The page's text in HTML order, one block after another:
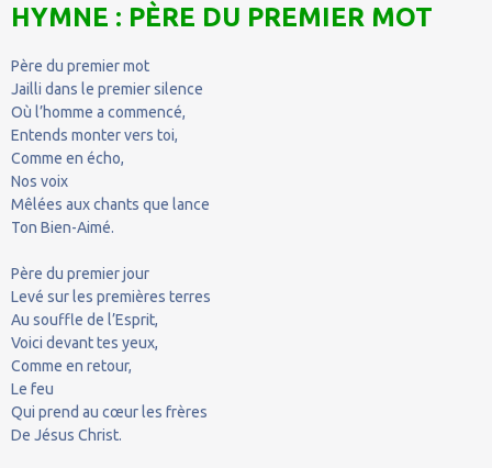
HYMNE : PÈRE DU PREMIER MOT
Père du premier mot
Jailli dans le premier silence
Où l’homme a commencé,
Entends monter vers toi,
Comme en écho,
Nos voix
Mêlées aux chants que lance
Ton Bien-Aimé.
Père du premier jour
Levé sur les premières terres
Au souffle de l’Esprit,
Voici devant tes yeux,
Comme en retour,
Le feu
Qui prend au cœur les frères
De Jésus Christ.